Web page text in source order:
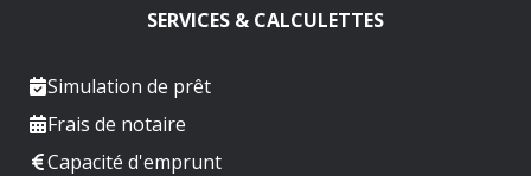
SERVICES & CALCULETTES
Simulation de prêt
Frais de notaire
Capacité d'emprunt